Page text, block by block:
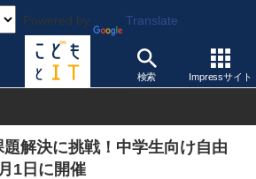
Powered by Translate
検索 Impressサイト
セミナー
解決に挑戦！中学生向け自由
1日に開催